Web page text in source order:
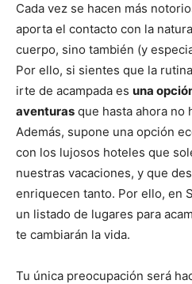
Cada vez se hacen más
aporta el contacto con la
cuerpo, sino también (y
Por ello, si sientes que la
irte de acampada es una
aventuras que hasta ahora no
Además, supone una opción
con los lujosos hoteles que
nuestras vacaciones, y que
enriquecen tanto. Por ello, en
un listado de lugares para
te cambiarán la vida.
Tu única preocupación será